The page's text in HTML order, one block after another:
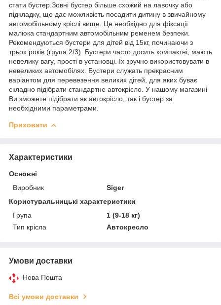
стати бустер.Зовні бустер більше схожий на лавочку або
підкладку, що дає можливість посадити дитину в звичайному
автомобільному кріслі вище. Це необхідно для фіксації
малюка стандартним автомобільним ременем безпеки.
Рекомендуються бустери для дітей від 15кг, починаючи з
трьох років (група 2/3). Бустери часто досить компактні, мають
невелику вагу, прості в установці. Їх зручно використовувати в
невеликих автомобілях. Бустери служать прекрасним
варіантом для перевезення великих дітей, для яких буває
складно підібрати стандартне автокрісло. У нашому магазині
Ви зможете підібрати як автокрісло, так і бустер за
необхідними параметрами.
Приховати
Характеристики
Основні
Виробник
Siger
Користувальницькі характеристики
Група
1 (9-18 кг)
Тип крісла
Автокресло
Умови доставки
Нова Пошта
Всі умови доставки